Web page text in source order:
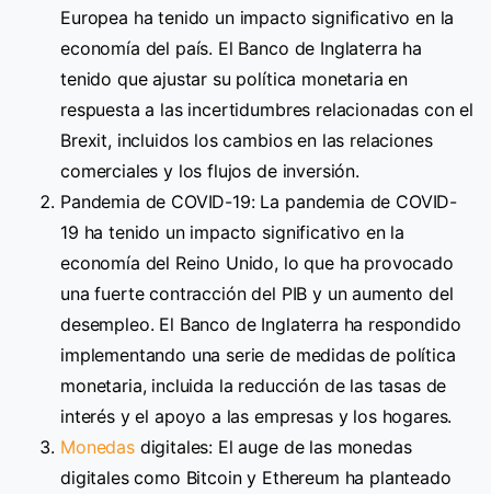
Europea ha tenido un impacto significativo en la
economía del país. El Banco de Inglaterra ha
tenido que ajustar su política monetaria en
respuesta a las incertidumbres relacionadas con el
Brexit, incluidos los cambios en las relaciones
comerciales y los flujos de inversión.
Pandemia de COVID-19: La pandemia de COVID-
19 ha tenido un impacto significativo en la
economía del Reino Unido, lo que ha provocado
una fuerte contracción del PIB y un aumento del
desempleo. El Banco de Inglaterra ha respondido
implementando una serie de medidas de política
monetaria, incluida la reducción de las tasas de
interés y el apoyo a las empresas y los hogares.
Monedasdigitales: El auge de las monedas
digitales como Bitcoin y Ethereum ha planteado